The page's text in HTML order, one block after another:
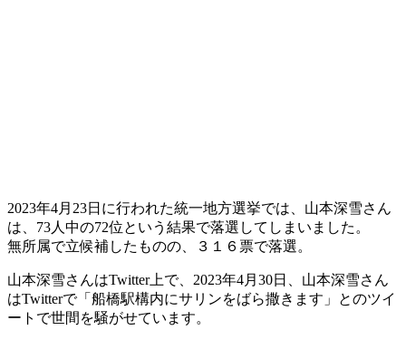
2023年4月23日に行われた統一地方選挙では、山本深雪さん
は、73人中の72位という結果で落選してしまいました。
無所属で立候補したものの、３１６票で落選。
山本深雪さんはTwitter上で、2023年4月30日、山本深雪さん
はTwitterで「船橋駅構内にサリンをばら撒きます」とのツイ
ートで世間を騒がせています。